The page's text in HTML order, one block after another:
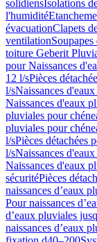
solidiensIsolations
l'humidité
évacuationClapets
ventilation
toiture Geberit
pour Naissances
12 l/sPièces
l/sNaissances
Naissances d'eaux
pluviales pour
pluviales pour
l/sPièces détachées
l/sNaissances
Naissances d'eaux
sécuritéPièces
naissances d’eaux
Pour naissances
d’eaux pluviales
naissances d’eaux